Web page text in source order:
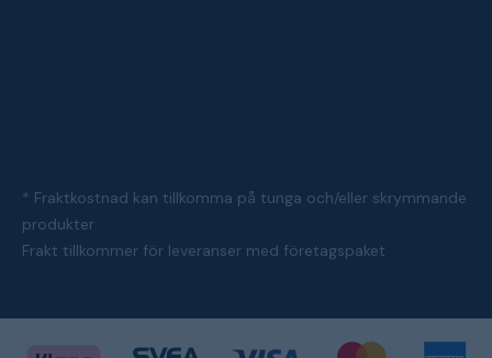
* Fraktkostnad kan tillkomma på tunga och/eller skrymmande
produkter
Frakt tillkommer för leveranser med företagspaket